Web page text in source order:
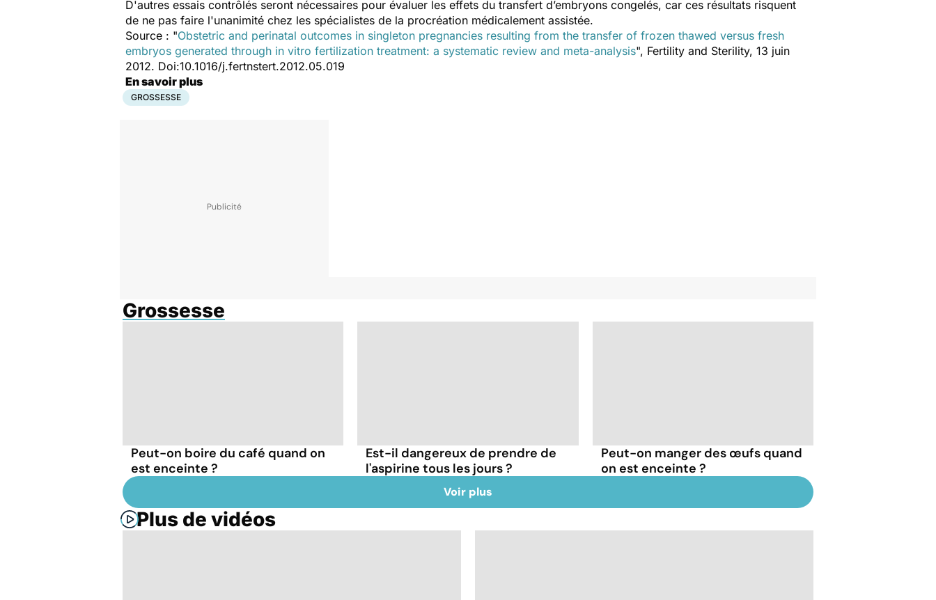
D'autres essais contrôlés seront nécessaires pour évaluer les effets du transfert d’embryons congelés, car ces résultats risquent
de ne pas faire l'unanimité chez les spécialistes de la procréation médicalement assistée.
Source : "Obstetric and perinatal outcomes in singleton pregnancies resulting from the transfer of frozen thawed versus fresh
embryos generated through in vitro fertilization treatment: a systematic review and meta-analysis", Fertility and Sterility, 13 juin
2012. Doi:10.1016/j.fertnstert.2012.05.019
En savoir plus
GROSSESSE
Grossesse
Peut-on boire du café quand on
est enceinte ?
Est-il dangereux de prendre de
l'aspirine tous les jours ?
Peut-on manger des œufs quand
on est enceinte ?
Voir plus
Plus de vidéos